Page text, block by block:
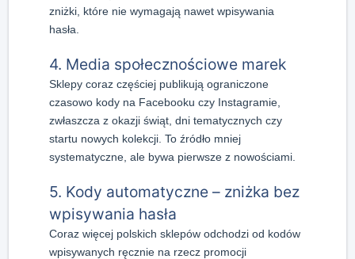
zniżki, które nie wymagają nawet wpisywania
hasła.
4. Media społecznościowe marek
Sklepy coraz częściej publikują ograniczone
czasowo kody na Facebooku czy Instagramie,
zwłaszcza z okazji świąt, dni tematycznych czy
startu nowych kolekcji. To źródło mniej
systematyczne, ale bywa pierwsze z nowościami.
5. Kody automatyczne – zniżka bez
wpisywania hasła
Coraz więcej polskich sklepów odchodzi od kodów
wpisywanych ręcznie na rzecz promocji